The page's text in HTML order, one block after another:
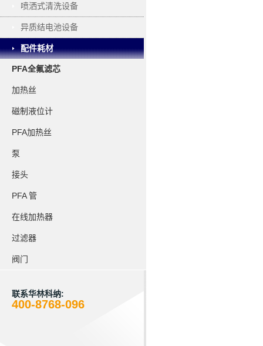
ELECTROPLATING
喷洒式清洗设备
异质结电池设备
配件耗材
PFA全氟滤芯
加热丝
磁制液位计
PFA加热丝
泵
接头
PFA 管
在线加热器
过滤器
阀门
联系华林科纳:
400-8768-096